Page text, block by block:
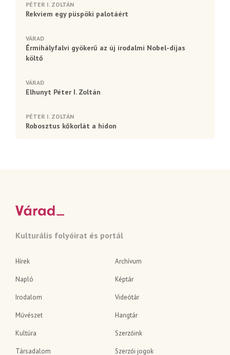
PÉTER I. ZOLTÁN
Rekviem egy püspöki palotáért
VÁRAD
Érmihályfalvi gyökerű az új irodalmi Nobel-díjas
költő
VÁRAD
Elhunyt Péter I. Zoltán
PÉTER I. ZOLTÁN
Robosztus kőkorlát a hídon
Kulturális folyóirat és portál
Hírek
Napló
Irodalom
Művészet
Kultúra
Társadalom
Archívum
Képtár
Videótár
Hangtár
Szerzőink
Szerzői jogok